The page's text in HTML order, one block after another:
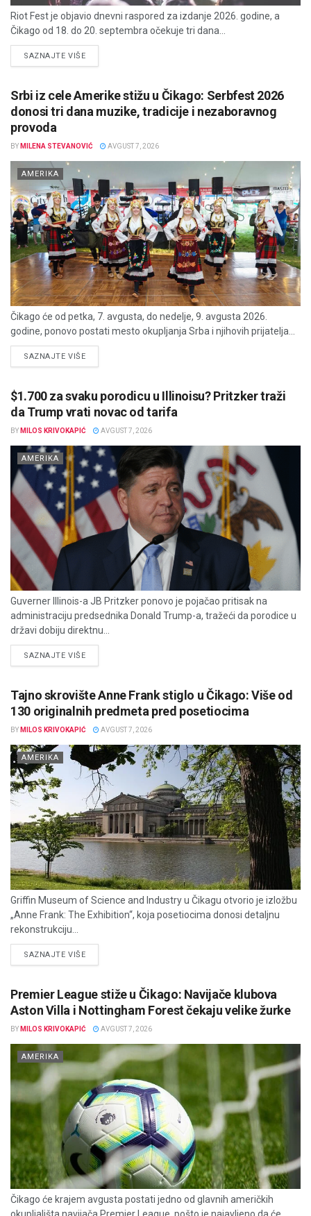
Riot Fest je objavio dnevni raspored za izdanje 2026. godine, a
Čikago od 18. do 20. septembra očekuje tri dana...
SAZNAJTE VIŠEDETAILS
Srbi iz cele Amerike stižu u Čikago: Serbfest 2026
donosi tri dana muzike, tradicije i nezaboravnog
provoda
BY MILENA STEVANOVIĆ AVGUST 7, 2026
AMERIKA
Čikago će od petka, 7. avgusta, do nedelje, 9. avgusta 2026.
godine, ponovo postati mesto okupljanja Srba i njihovih prijatelja...
SAZNAJTE VIŠEDETAILS
$1.700 za svaku porodicu u Illinoisu? Pritzker traži
da Trump vrati novac od tarifa
BY MILOS KRIVOKAPIĆ AVGUST 7, 2026
AMERIKA
Guverner Illinois-a JB Pritzker ponovo je pojačao pritisak na
administraciju predsednika Donald Trump-a, tražeći da porodice u
državi dobiju direktnu...
SAZNAJTE VIŠEDETAILS
Tajno skrovište Anne Frank stiglo u Čikago: Više od
130 originalnih predmeta pred posetiocima
BY MILOS KRIVOKAPIĆ AVGUST 7, 2026
AMERIKA
Griffin Museum of Science and Industry u Čikagu otvorio je izložbu
„Anne Frank: The Exhibition“, koja posetiocima donosi detaljnu
rekonstrukciju...
SAZNAJTE VIŠEDETAILS
Premier League stiže u Čikago: Navijače klubova
Aston Villa i Nottingham Forest čekaju velike žurke
BY MILOS KRIVOKAPIĆ AVGUST 7, 2026
AMERIKA
Čikago će krajem avgusta postati jedno od glavnih američkih